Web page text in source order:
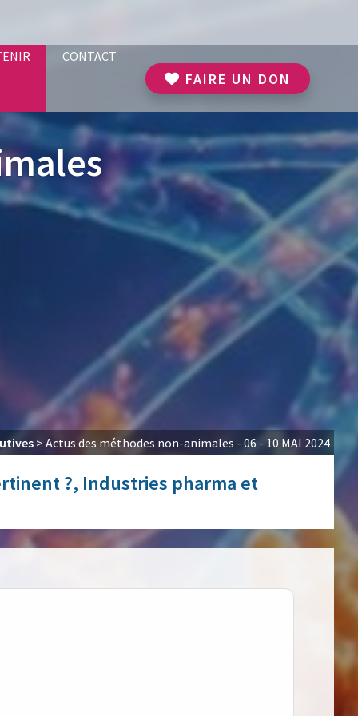
CONTACT
FAIRE UN DON
> Actus des méthodes non-animales - 06 - 10 MAI 2024
?, Industries pharma et